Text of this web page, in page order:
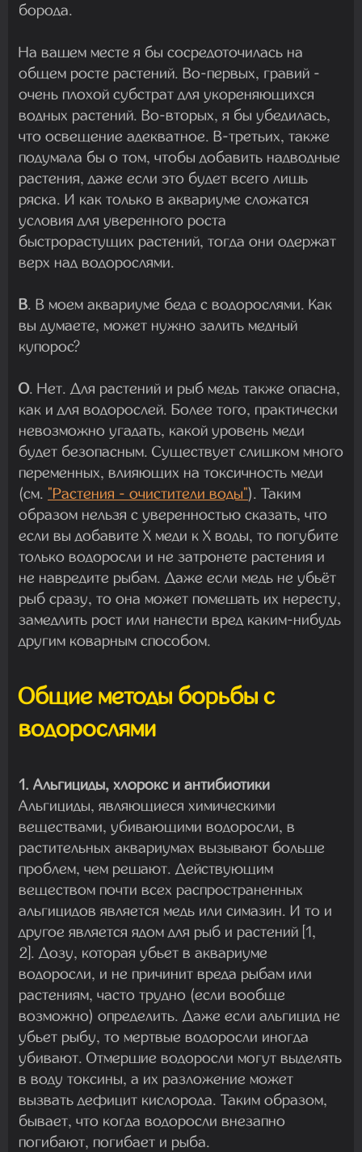
борода.
На вашем месте я бы сосредоточилась на
общем росте растений. Во-первых, гравий -
очень плохой субстрат для укореняющихся
водных растений. Во-вторых, я бы убедилась,
что освещение адекватное. В-третьих, также
подумала бы о том, чтобы добавить надводные
растения, даже если это будет всего лишь
ряска. И как только в аквариуме сложатся
условия для уверенного роста
быстрорастущих растений, тогда они одержат
верх над водорослями.
В. В моем аквариуме беда с водорослями. Как
вы думаете, может нужно залить медный
купорос?
О. Нет. Для растений и рыб медь также опасна,
как и для водорослей. Более того, практически
невозможно угадать, какой уровень меди
будет безопасным. Существует слишком много
переменных, влияющих на токсичность меди
(см. "Растения - очистители воды"). Таким
образом нельзя с уверенностью сказать, что
если вы добавите Х меди к Х воды, то погубите
только водоросли и не затронете растения и
не навредите рыбам. Даже если медь не убьёт
рыб сразу, то она может помешать их нересту,
замедлить рост или нанести вред каким-нибудь
другим коварным способом.
Общие методы борьбы с
водорослями
1. Альгициды, хлорокс и антибиотики
Альгициды, являющиеся химическими
веществами, убивающими водоросли, в
растительных аквариумах вызывают больше
проблем, чем решают. Действующим
веществом почти всех распространенных
альгицидов является медь или симазин. И то и
другое является ядом для рыб и растений [1,
2]. Дозу, которая убьет в аквариуме
водоросли, и не причинит вреда рыбам или
растениям, часто трудно (если вообще
возможно) определить. Даже если альгицид не
убьет рыбу, то мертвые водоросли иногда
убивают. Отмершие водоросли могут выделять
в воду токсины, а их разложение может
вызвать дефицит кислорода. Таким образом,
бывает, что когда водоросли внезапно
погибают, погибает и рыба.